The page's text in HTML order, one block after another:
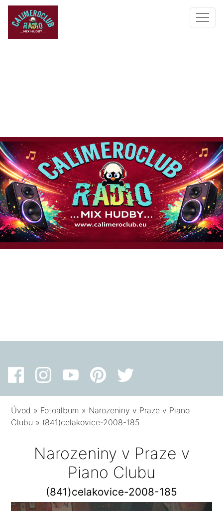
Úvod » Fotoalbum » Narozeniny v Praze v Piano
Clubu » (841)celakovice-2008-185
Narozeniny v Praze v
Piano Clubu
(841)celakovice-2008-185